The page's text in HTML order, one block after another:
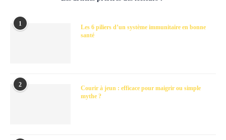
1
Les 6 piliers d’un système immunitaire en bonne
santé
2
Courir à jeun : efficace pour maigrir ou simple
mythe ?